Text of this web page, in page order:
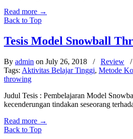
Read more →
Back to Top
Tesis Model Snowball
By admin on July 26, 2018 / Review
Tags: Aktivitas Belajar Tinggi, Metode
throwing
Judul Tesis : Pembelajaran Model
kecenderungan tindakan seseorang
Read more →
Back to Top